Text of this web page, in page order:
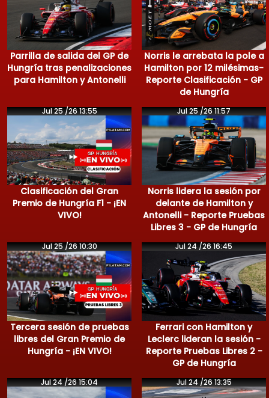
Parrilla de salida del GP de
Hungría tras penalizaciones
para Hamilton y Antonelli
Norris le arrebata la pole a
Hamilton por 12 milésimas-
Reporte Clasificación - GP
de Hungría
Jul 25 /26 13:55
Clasificación del Gran
Premio de Hungría F1 - ¡EN
VIVO!
Jul 25 /26 11:57
Norris lidera la sesión por
delante de Hamilton y
Antonelli - Reporte Pruebas
Libres 3 - GP de Hungría
Jul 25 /26 10:30
Tercera sesión de pruebas
libres del Gran Premio de
Hungría - ¡EN VIVO!
Jul 24 /26 16:45
Ferrari con Hamilton y
Leclerc lideran la sesión -
Reporte Pruebas Libres 2 -
GP de Hungría
Jul 24 /26 15:04 Jul 24 /26 13:35